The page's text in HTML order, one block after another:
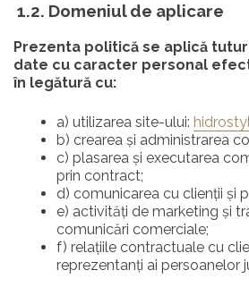
1.2. Domeniul de aplicare
Prezenta politică se aplică
date cu caracter personal
în legătură cu:
a) utilizarea site-ului:
b) crearea și administrarea
c) plasarea și executarea
prin contract;
d) comunicarea cu clienții și
e) activități de marketing și
comunicări comerciale;
f) relațiile contractuale cu
reprezentanți ai persoanelor